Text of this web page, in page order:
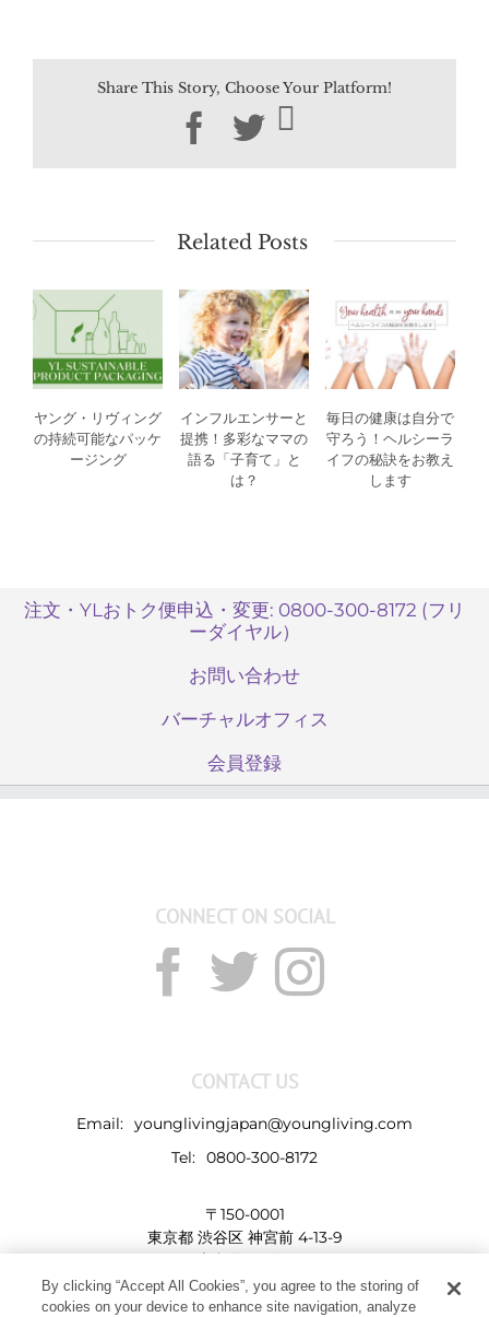
Share This Story, Choose Your Platform!
Facebook
Twitter
Related Posts
ヤング・リヴィング
の持続可能なパッケ
ージング
インフルエンサーと
提携！多彩なママの
語る「子育て」と
は？
毎日の健康は自分で
守ろう！ヘルシーラ
イフの秘訣をお教え
します
注文・YLおトク便申込・変更: 0800-300-8172 (フリ
ーダイヤル）
お問い合わせ
バーチャルオフィス
会員登録
CONNECT ON SOCIAL
CONTACT US
Email: younglivingjapan@youngliving.com
Tel: 0800-300-8172
〒150-0001
東京都 渋谷区 神宮前 4-13-9
表参道LHビル
By clicking “Accept All Cookies”, you agree to the storing of
cookies on your device to enhance site navigation, analyze